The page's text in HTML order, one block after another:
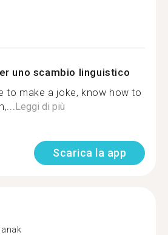
uno scambio linguistico
to make a joke, know how to
Leggi di più
Scarica la app